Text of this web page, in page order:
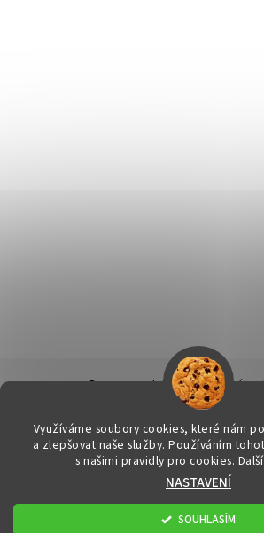
Doprava a platba | Obchodní
| Info k nákupu &
Kontakty
2026 © FitStore.cz - Váš eshop s doplňky
Upravit nastavení
Vytvořil Shoptet
Využíváme soubory cookies, které nám
a zlepšovat naše služby. Používáním
s našimi pravidly pro cookies.
NASTAVENÍ
SOUHLASÍM